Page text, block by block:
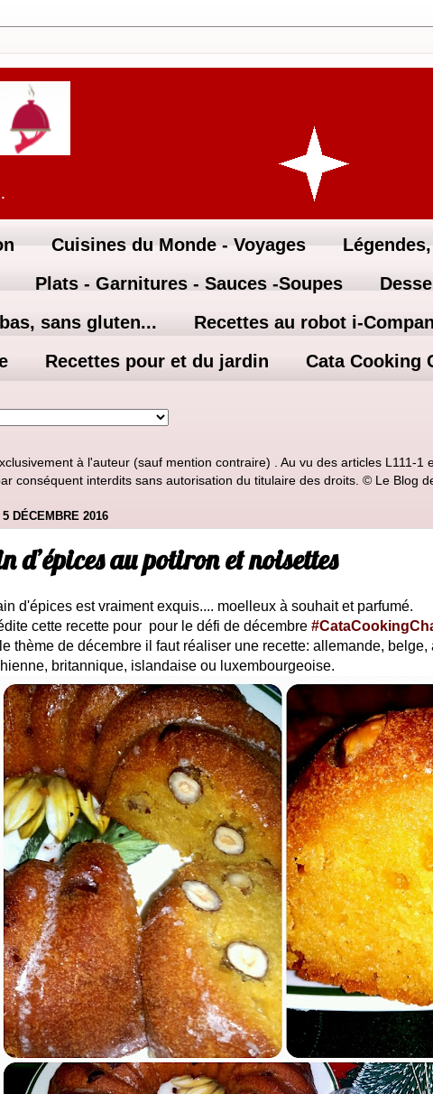
Cuisines du Monde - Voyages
Plats - Garnitures - Sauces -Soupes
sans gluten...
Recettes au robot i-
Recettes pour et du jardin Cata Cooking
à l'auteur (sauf mention contraire) . Au vu des articles L111-1
conséquent interdits sans autorisation du titulaire des droits. © Le Blog
DÉCEMBRE 2016
d’épices au potiron et noisettes
d'épices est vraiment exquis.... moelleux à souhait et parfumé.
cette recette pour pour le défi de décembre
thème de décembre il faut réaliser une recette: allemande,
britannique, islandaise ou luxembourgeoise.